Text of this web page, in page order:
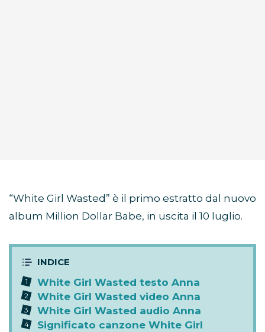
“White Girl Wasted” è il primo estratto dal nuovo
album Million Dollar Babe, in uscita il 10 luglio.
White Girl Wasted testo Anna
White Girl Wasted video Anna
White Girl Wasted audio Anna
Significato canzone White Girl